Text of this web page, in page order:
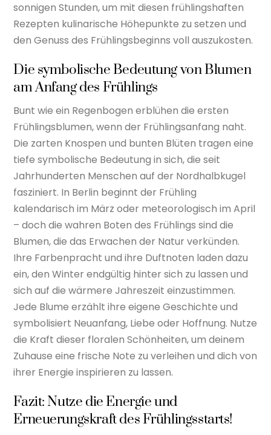
sonnigen Stunden, um mit diesen frühlingshaften
Rezepten kulinarische Höhepunkte zu setzen und
den Genuss des Frühlingsbeginns voll auszukosten.
Die symbolische Bedeutung von Blumen
am Anfang des Frühlings
Bunt wie ein Regenbogen erblühen die ersten
Frühlingsblumen, wenn der Frühlingsanfang naht.
Die zarten Knospen und bunten Blüten tragen eine
tiefe symbolische Bedeutung in sich, die seit
Jahrhunderten Menschen auf der Nordhalbkugel
fasziniert. In Berlin beginnt der Frühling
kalendarisch im März oder meteorologisch im April
– doch die wahren Boten des Frühlings sind die
Blumen, die das Erwachen der Natur verkünden.
Ihre Farbenpracht und ihre Duftnoten laden dazu
ein, den Winter endgültig hinter sich zu lassen und
sich auf die wärmere Jahreszeit einzustimmen.
Jede Blume erzählt ihre eigene Geschichte und
symbolisiert Neuanfang, Liebe oder Hoffnung. Nutze
die Kraft dieser floralen Schönheiten, um deinem
Zuhause eine frische Note zu verleihen und dich von
ihrer Energie inspirieren zu lassen.
Fazit: Nutze die Energie und
Erneuerungskraft des Frühlingsstarts!